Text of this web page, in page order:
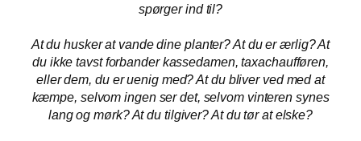
spørger ind til?
At du husker at vande dine planter? At du er ærlig? At
du ikke tavst forbander kassedamen, taxachaufføren,
eller dem, du er uenig med? At du bliver ved med at
kæmpe, selvom ingen ser det, selvom vinteren synes
lang og mørk? At du tilgiver? At du tør at elske?